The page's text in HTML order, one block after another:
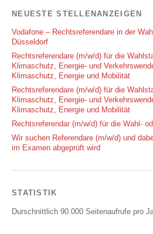
NEUESTE STELLENANZEIGEN
Vodafone – Rechtsreferendare in der
Düsseldorf
Rechtsreferendare (m/w/d) für die
Klimaschutz, Energie- und
Klimaschutz, Energie und Mobilität
Rechtsreferendare (m/w/d) für die
Klimaschutz, Energie- und
Klimaschutz, Energie und Mobilität
Rechtsreferendar (m/w/d) für die Wahl-
Wir suchen Referendare (m/w/d) und
im Examen abgeprüft wird
STATISTIK
Durschnittlich 90.000 Seitenaufrufe pro